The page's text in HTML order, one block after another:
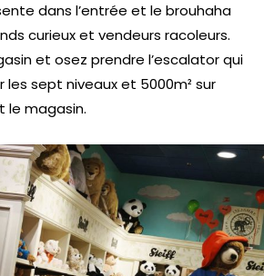
dans l’entrée et le brouhaha
curieux et vendeurs racoleurs.
et osez prendre l’escalator qui
les sept niveaux et 5000m² sur
le magasin.